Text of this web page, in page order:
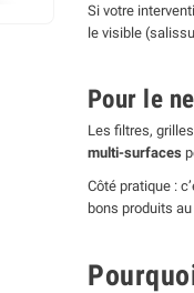
Si votre
le visible
Pour le
Les filtres,
multi-surfaces
Côté pratique :
bons produits